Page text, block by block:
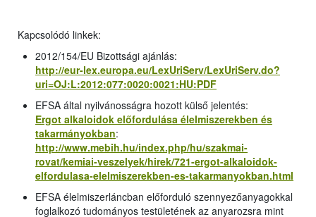
Kapcsolódó linkek:
2012/154/EU Bizottsági ajánlás:
http://eur-lex.europa.eu/LexUriServ/LexUriServ.do?
uri=OJ:L:2012:077:0020:0021:HU:PDF
EFSA által nyilvánosságra hozott külső jelentés:
Ergot alkaloidok előfordulása élelmiszerekben és
takarmányokban:
http://www.mebih.hu/index.php/hu/szakmai-
rovat/kemiai-veszelyek/hirek/721-ergot-alkaloidok-
elfordulasa-elelmiszerekben-es-takarmanyokban.html
EFSA élelmiszerláncban előforduló szennyezőanyagokkal
foglalkozó tudományos testületének az anyarozsra mint